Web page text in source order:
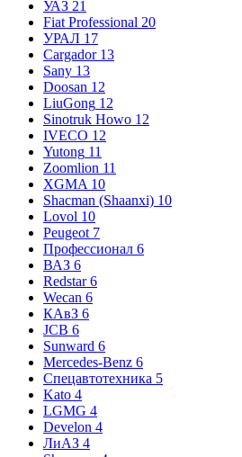
УАЗ 21
Fiat Professional 20
УРАЛ 17
Cargador 13
Sany 13
Doosan 12
LiuGong 12
Sinotruk Howo 12
IVECO 12
Yutong 11
Zoomlion 11
XGMA 10
Shacman (Shaanxi) 10
Lovol 10
Peugeot 7
Профессионал 6
ВАЗ 6
Redstar 6
Wecan 6
КАвЗ 6
JCB 6
Sunward 6
Mercedes-Benz 6
Спецавтотехника 5
Kato 4
LGMG 4
Develon 4
ЛиАЗ 4